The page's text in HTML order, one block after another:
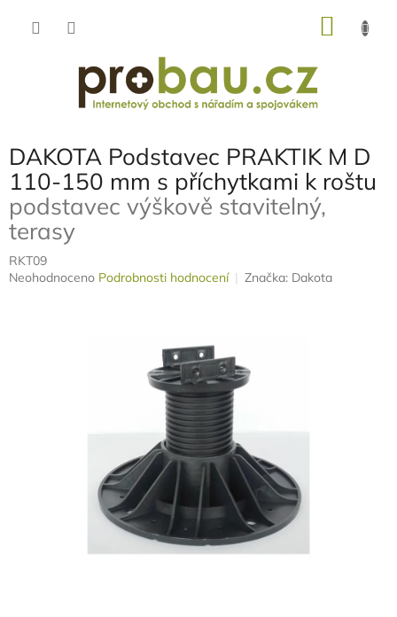
DAKOTA Podstavec PRAKTIK M D
110-150 mm s příchytkami k roštu
podstavec výškově stavitelný,
terasy
RKT09
Průměrné
Neohodnoceno Podrobnosti hodnocení Značka: Dakota